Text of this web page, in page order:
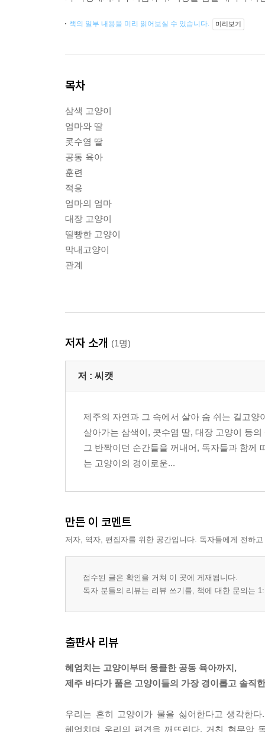
책의 일부 내용을 미리 읽어보실 수 있습니다. 미리보기
목차
삼색 고양이
엄마와 딸
콧수염 딸
공동 육아
훈련
적응
엄마의 엄마
대장 고양이
띨빵한 고양이
막내고양이
관계
저자 소개 (1명)
저 : 씨캣
제주의 자연과 그 속에서 살아 숨 쉬는 길고
살아가는 삼색이, 콧수염 딸, 대장 고양이 등
그 반짝이던 순간들을 꺼내어, 독자들과 함께
는 고양이의 경이로운...
만든 이 코멘트
저자, 역자, 편집자를 위한 공간입니다. 독자들에게 전하
접수된 글은 확인을 거쳐 이 곳에 게재됩니다.
독자 분들의 리뷰는 리뷰 쓰기를, 책에 대한 문의는
출판사 리뷰
헤엄치는 고양이부터 뭉클한 공동 육아까지,
제주 바다가 품은 고양이들의 가장 경이롭고 솔직
우리는 흔히 고양이가 물을 싫어한다고 생각한
헤엄치며 우리의 편견을 깨뜨린다. 거친 현무암